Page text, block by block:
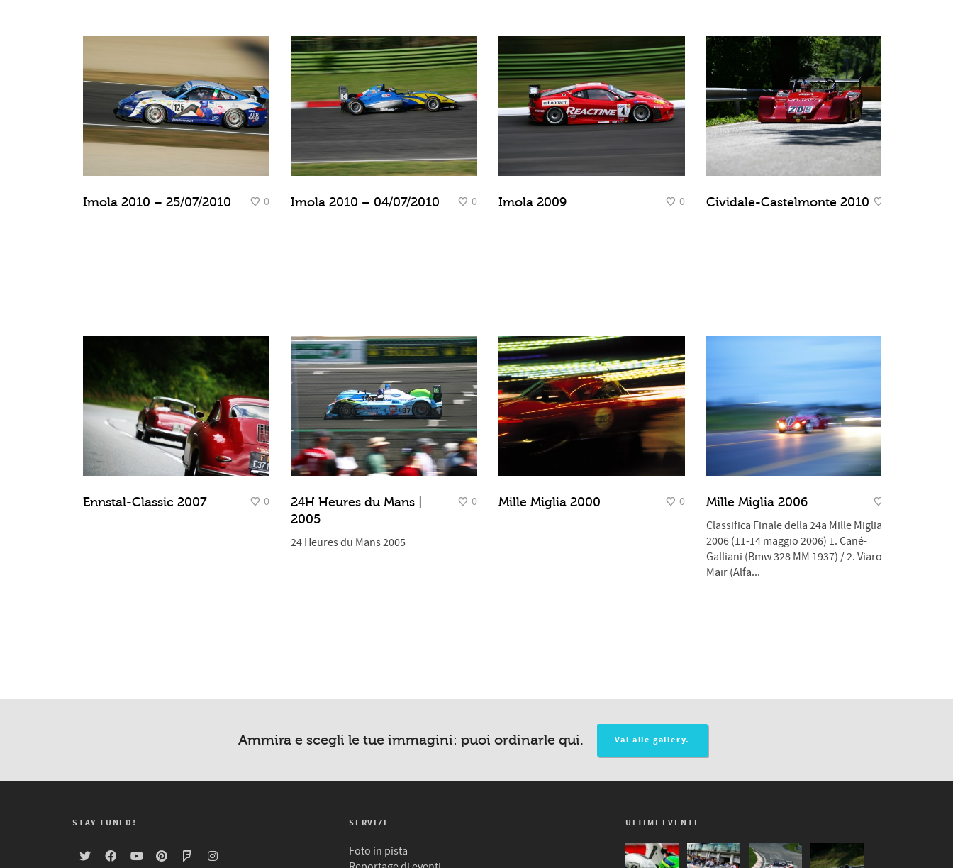
0
Imola 2010 – 25/07/2010 0
Imola 2010 – 04/07/2010 0
Imola 2009 Cividale-Castelmonte 2010
0
Ennstal-Classic 2007 0
24H Heures du Mans |
2005
24 Heures du Mans 2005
0
Mille Miglia 2000
Mille Miglia 2006
Classifica Finale della 24a Mille Miglia
2006 (11-14 maggio 2006) 1. Cané-
Galliani (Bmw 328 MM 1937) / 2. Viaro-
Mair (Alfa...
Ammira e scegli le tue immagini: puoi ordinarle qui. Vai alle gallery.
STAY TUNED! SERVIZI
Foto in pista
ULTIMI EVENTI